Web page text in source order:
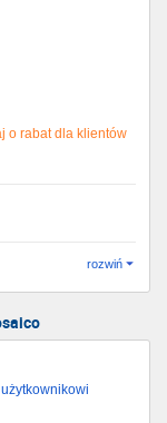
o rabat dla klientów
rozwiń